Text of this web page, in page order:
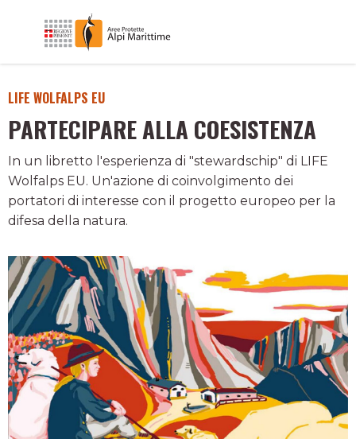
LIFE WOLFALPS EU
PARTECIPARE ALLA COESISTENZA
In un libretto l'esperienza di "stewardschip" di LIFE
Wolfalps EU. Un'azione di coinvolgimento dei
portatori di interesse con il progetto europeo per la
difesa della natura.